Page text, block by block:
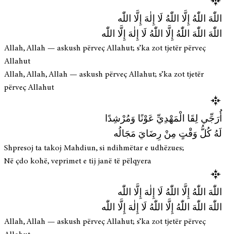
اللّٰهَ اللّٰهُ إِلَّا اللّٰهُ لَا إِلٰهَ إِلَّا اللّٰه
اللّٰهَ اللّٰهَ اللّٰهُ إِلَّا اللّٰهُ لَا إِلٰهَ إِلَّا اللّٰه
Allah, Allah — askush përveç Allahut; s’ka zot tjetër përveç
Allahut
Allah, Allah, Allah — askush përveç Allahut; s’ka zot tjetër
përveç Allahut
أُرَجِّي لِقَا الْمَهْدِيِّ عَوْنًا وَمُرْشِدًا
لَهُ كُلُّ وَقْتٍ مِنْ رِضَايَ مَجَالُه
Shpresoj ta takoj Mahdiun, si ndihmëtar e udhëzues;
Në çdo kohë, veprimet e tij janë të pëlqyera
اللّٰهَ اللّٰهُ إِلَّا اللّٰهُ لَا إِلٰهَ إِلَّا اللّٰه
اللّٰهَ اللّٰهَ اللّٰهُ إِلَّا اللّٰهُ لَا إِلٰهَ إِلَّا اللّٰه
Allah, Allah — askush përveç Allahut; s’ka zot tjetër përveç